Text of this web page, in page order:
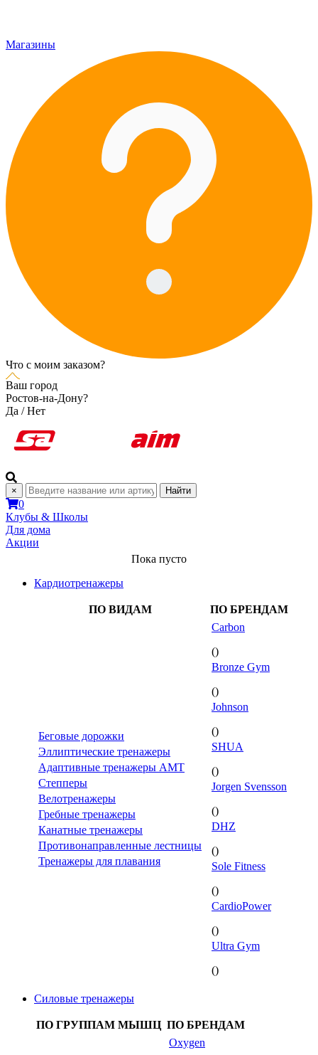
Магазины
Что с моим заказом?
Ваш город
Ростов-на-Дону?
Да /Нет
× Найти
0
Клубы & Школы
Для дома
Акции
Пока пусто
Кардиотренажеры
ПО ВИДАМ ПО БРЕНДАМ
Беговые дорожки
Эллиптические тренажеры
Адаптивные тренажеры AMT
Степперы
Велотренажеры
Гребные тренажеры
Канатные тренажеры
Противонаправленные лестницы
Тренажеры для плавания
Carbon
()
Bronze Gym
()
Johnson
()
SHUA
()
Jorgen Svensson
()
DHZ
()
Sole Fitness
()
CardioPower
()
Ultra Gym
()
Силовые тренажеры
ПО ГРУППАМ МЫШЦ ПО БРЕНДАМ
Oxygen